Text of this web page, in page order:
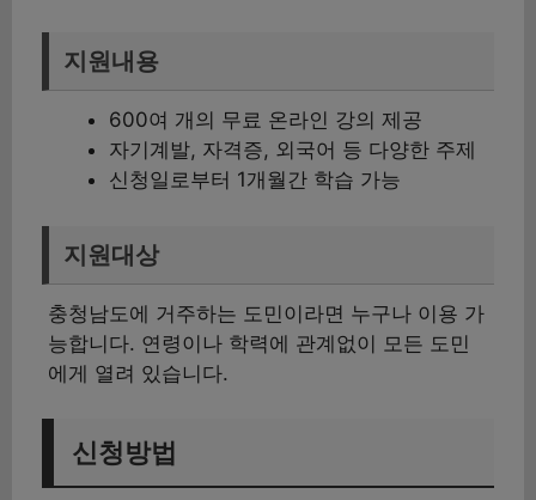
지원내용
600여 개의 무료 온라인 강의 제공
자기계발, 자격증, 외국어 등 다양한 주제
신청일로부터 1개월간 학습 가능
지원대상
충청남도에 거주하는 도민이라면 누구나 이용 가
능합니다. 연령이나 학력에 관계없이 모든 도민
에게 열려 있습니다.
신청방법